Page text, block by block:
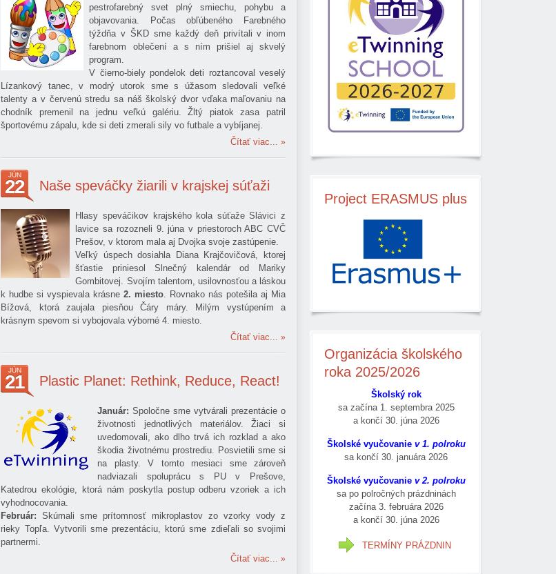
pestrofarebný svet plný smiechu, pohybu a
objavovania. Počas obľúbeného Farebného
týždňa v ŠKD sme každý deň privítali v inom
farebnom oblečení a s ním prišiel aj skvelý
program.
V čierno-biely pondelok deti roztancoval veselý
Lízankový tanec, v modrý utorok sme s úžasom sledovali veľké
talenty a v červenú stredu sa náš školský dvor vďaka maľovaniu na
chodník premenil na jednu veľkú galériu. Žltý piatok zasa patril
športovému zápalu, kde si deti zmerali sily vo futbale a vybíjanej.
Čítať viac...
JÚN
22 Naše speváčky žiarili v krajskej súťaži
Hlasy speváčikov krajského kola súťaže Slávici z
lavice sa rozozneli 9. júna v priestoroch ABC CVČ
Prešov, v ktorom mala aj Dvojka svoje zastúpenie.
Veľký úspech dosiahla Diana Krajčovičová, ktorej
šťastie priniesol Slnečný kalendár od Mariky
Gombitovej. Svojím talentom, usilovnosťou a láskou
k hudbe si vyspievala krásne2. miesto. Rovnako nás potešila aj Mia
Bížová, ktorá zaujala piesňou Čáry máry. Milým vystúpením a
krásnym spevom si vybojovala výborné 4. miesto.
Čítať viac...
JÚN
21 Plastic Planet: Rethink, Reduce, React!
Január: Spoločne sme vytvárali prezentácie o
životnosti jednotlivých materiálov. Žiaci si
uvedomovali, ako dlho trvá ich rozklad a ako
škodia životnému prostrediu. Posvietili sme si
na plasty. V tomto mesiaci sme zároveň
nadviazali spoluprácu s PU v Prešove,
Katedrou ekológie, ktorá nám poskytla postup odberu vzoriek a ich
vyhodnocovania.
Február: Skúmali sme prítomnosť mikroplastov zo vzorky vody z
rieky Topľa. Vytvorili sme prezentáciu, ktorú sme zdieľali so svojimi
partnermi.
Čítať viac...
Project ERASMUS plus
Organizácia školského
roka 2025/2026
Školský rok
sa začína 1. septembra 2025
a končí 30. júna 2026
Školské vyučovanie v 1. polroku
sa končí 30. januára 2026
Školské vyučovanie v 2. polroku
sa po polročných prázdninách
začína 3. februára 2026
a končí 30. júna 2026
TERMÍNY PRÁZDNIN